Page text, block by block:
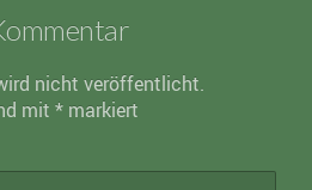
nicht veröffentlicht.
mit * markiert